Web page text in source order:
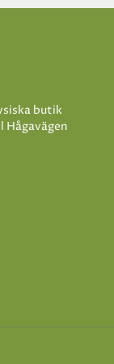
butik
Hågavägen